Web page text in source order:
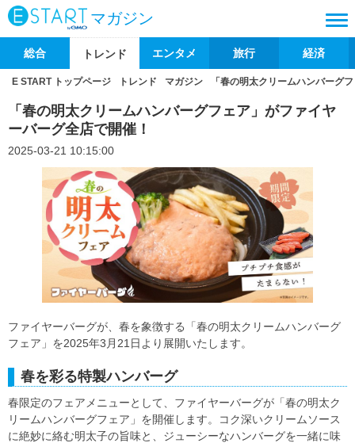
マガジン
総合 トレンド エンタメ 旅行 経済
E START トップページ トレンド マガジン 「春の明太クリームハンバーグ
「春の明太クリームハンバーグフェア」がファイヤ
ーバーグ全店で開催！
2025-03-21 10:15:00
ファイヤーバーグが、春を象徴する「春の明太クリームハンバーグ
フェア」を2025年3月21日より展開いたします。
春を彩る特製ハンバーグ
春限定のフェアメニューとして、ファイヤーバーグが「春の明太ク
リームハンバーグフェア」を開催します。コク深いクリームソース
に絶妙に絡む明太子の旨味と、ジューシーなハンバーグを一緒に味